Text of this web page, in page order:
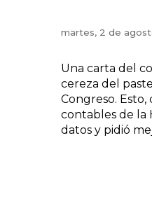
martes, 2 de
Una carta del
cereza del
Congreso.
contables de la
datos y pidió